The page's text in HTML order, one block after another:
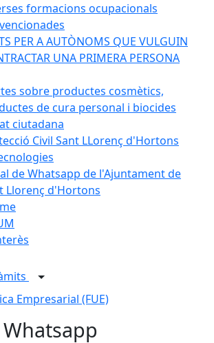
formacions ocupacionals
PER A AUTÒNOMS QUE VULGUIN
UNA PRIMERA PERSONA
sobre productes cosmètics,
de cura personal i biocides
ciutadana
Civil Sant LLorenç d'Hortons
de Whatsapp de l'Ajuntament de
Llorenç d'Hortons
Empresarial (FUE)